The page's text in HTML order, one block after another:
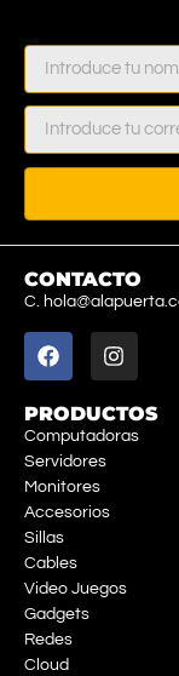
CONTACTO
C.
PRODUCTOS
Computadoras
Servidores
Monitores
Accesorios
Sillas
Cables
Video Juegos
Gadgets
Redes
Cloud